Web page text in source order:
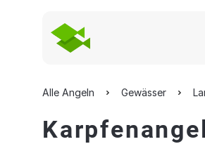
Alle Angeln Gewässer